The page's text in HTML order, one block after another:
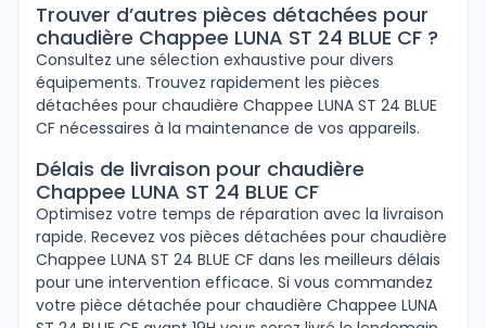
Trouver d’autres pièces détachées pour
chaudière Chappee LUNA ST 24 BLUE CF ?
Consultez une sélection exhaustive pour divers
équipements. Trouvez rapidement les pièces
détachées pour chaudière Chappee LUNA ST 24 BLUE
CF nécessaires à la maintenance de vos appareils.
Délais de livraison pour chaudière
Chappee LUNA ST 24 BLUE CF
Optimisez votre temps de réparation avec la livraison
rapide. Recevez vos pièces détachées pour chaudière
Chappee LUNA ST 24 BLUE CF dans les meilleurs délais
pour une intervention efficace. Si vous commandez
votre pièce détachée pour chaudière Chappee LUNA